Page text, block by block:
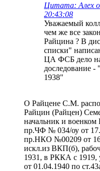
Цитата: Алех
20:43:08
Уважаемый
чем же все
Райцина ? В
списки"
ЦА ФСБ дело
доследование
1938"
О Райцене С.М.
Райцин (Райцен)
начальник и
пр.ЧФ № 034/оу от
пр.НКО №00209 от
искл.из ВКП(б),
1931, в РККА с
от 01.04.1940 по